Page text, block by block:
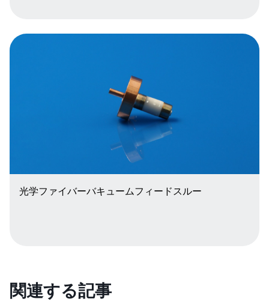
光学ファイバーバキュームフィードスルー
関連する記事